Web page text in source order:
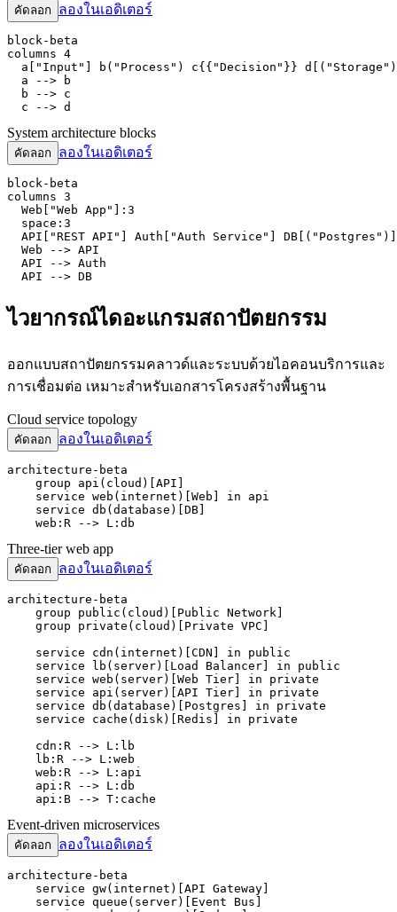
คัดลอก ลองในเอดิเตอร์
block-beta
columns 4
a["Input"] b("Process") c{{"Decision"}}
  a --> b
  b --> c
  c --> d
System architecture blocks
คัดลอก ลองในเอดิเตอร์
block-beta
columns 3
  Web["Web App"]:3
  space:3
  API["REST API"] Auth["Auth Service"] DB[("Postgres")]
  Web --> API
  API --> Auth
  API --> DB
ไวยากรณ์ไดอะแกรมสถาปัตยกรรม
ออกแบบสถาปัตยกรรมคลาวด์และระบบด้วยไอคอนบริการและ
การเชื่อมต่อ เหมาะสำหรับเอกสารโครงสร้างพื้นฐาน
Cloud service topology
คัดลอก ลองในเอดิเตอร์
architecture-beta
    group api(cloud)[API]
    service web(internet)[Web] in api
    service db(database)[DB]
    web:R --> L:db
Three-tier web app
คัดลอก ลองในเอดิเตอร์
architecture-beta
    group public(cloud)[Public Network]
    group private(cloud)[Private VPC]
    service cdn(internet)[CDN] in public
    service lb(server)[Load Balancer] in public
    service web(server)[Web Tier] in private
    service api(server)[API Tier] in private
    service db(database)[Postgres] in private
    service cache(disk)[Redis] in private
    cdn:R --> L:lb
    lb:R --> L:web
    web:R --> L:api
    api:R --> L:db
    api:B --> T:cache
Event-driven microservices
คัดลอก ลองในเอดิเตอร์
architecture-beta
    service gw(internet)[API Gateway]
    service queue(server)[Event Bus]